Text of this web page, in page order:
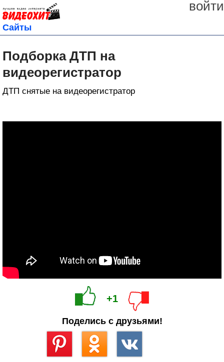
войти
Сайты
Подборка ДТП на
видеорегистратор
ДТП снятые на видеорегистратор
+1
Поделись с друзьями!